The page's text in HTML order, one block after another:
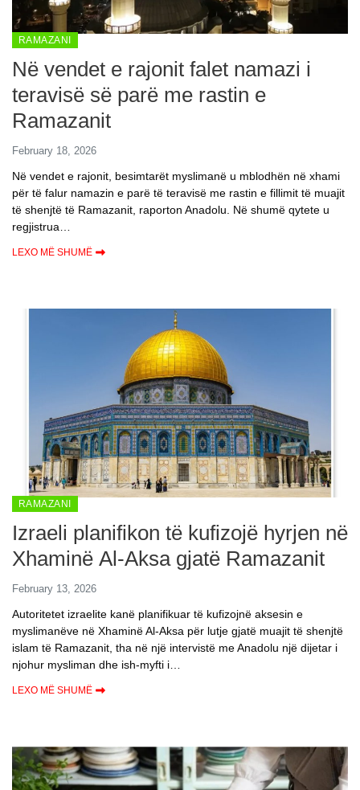
RAMAZANI
Në vendet e rajonit falet namazi i
teravisë së parë me rastin e
Ramazanit
February 18, 2026
Në vendet e rajonit, besimtarët myslimanë u mblodhën në xhami
për të falur namazin e parë të teravisë me rastin e fillimit të muajit
të shenjtë të Ramazanit, raporton Anadolu. Në shumë qytete u
regjistrua…
LEXO MË SHUMË
RAMAZANI
Izraeli planifikon të kufizojë hyrjen në
Xhaminë Al-Aksa gjatë Ramazanit
February 13, 2026
Autoritetet izraelite kanë planifikuar të kufizojnë aksesin e
myslimanëve në Xhaminë Al-Aksa për lutje gjatë muajit të shenjtë
islam të Ramazanit, tha në një intervistë me Anadolu një dijetar i
njohur mysliman dhe ish-myfti i…
LEXO MË SHUMË